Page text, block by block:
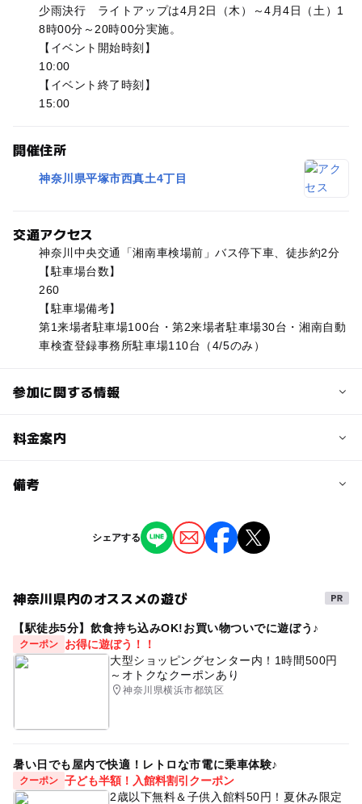
少雨決行 ライトアップは4月2日（木）～4月4日（土）1
8時00分～20時00分実施。
【イベント開始時刻】
10:00
【イベント終了時刻】
15:00
開催住所
神奈川県平塚市西真土4丁目
交通アクセス
神奈川中央交通「湘南車検場前」バス停下車、徒歩約2分
【駐車場台数】
260
【駐車場備考】
第1来場者駐車場100台・第2来場者駐車場30台・湘南自動
車検査登録事務所駐車場110台（4/5のみ）
参加に関する情報
予約/応募
料金案内
料金について
備考
※掲載の情報は天候や主催者側の都合などにより変更にな
ることがあります。
シェアする
神奈川県内のオススメの遊び
【駅徒歩5分】飲食持ち込みOK!お買い物ついでに遊ぼう♪
クーポン
お得に遊ぼう！！
大型ショッピングセンター内！1時間500円
～オトクなクーポンあり
神奈川県横浜市都筑区
暑い日でも屋内で快適！レトロな市電に乗車体験♪
クーポン 子ども半額！入館料割引クーポン
2歳以下無料＆子供入館料50円！夏休み限定